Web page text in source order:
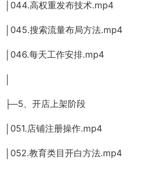
│044.高权重发布技术.mp4
│045.搜索流量布局方法.mp4
│046.每天工作安排.mp4
├─5、开店上架阶段
│051.店铺注册操作.mp4
│052.教育类目开白方法.mp4